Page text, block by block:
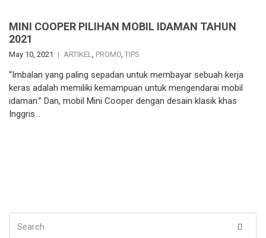
MINI COOPER PILIHAN MOBIL IDAMAN TAHUN
2021
May 10, 2021 ARTIKEL, PROMO, TIPS
“Imbalan yang paling sepadan untuk membayar sebuah kerja
keras adalah memiliki kemampuan untuk mengendarai mobil
idaman.” Dan, mobil Mini Cooper dengan desain klasik khas
Inggris…
FOR: